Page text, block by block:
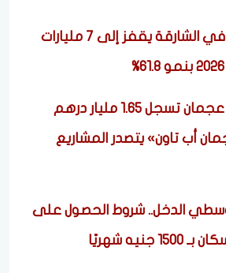
التداول العقاري في الشارقة يقفز إلى 7 مليارات
تصرفات عقارات عجمان تسجل 1.65 مليار درهم
أب تاون» يتصدر المشاريع
الدخل.. شروط الحصول على
شهريًا